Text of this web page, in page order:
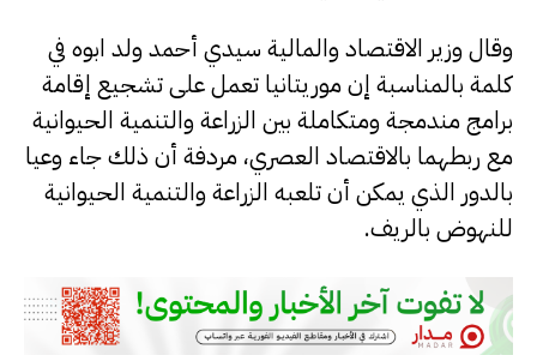
وقال وزير الاقتصاد والمالية سيدي أحمد ولد ابوه في
كلمة بالمناسبة إن موريتانيا تعمل على تشجيع إقامة
برامج مندمجة ومتكاملة بين الزراعة والتنمية الحيوانية
مع ربطهما بالاقتصاد العصري، مردفة أن ذلك جاء وعيا
بالدور الذي يمكن أن تلعبه الزراعة والتنمية الحيوانية
للنهوض بالريف.